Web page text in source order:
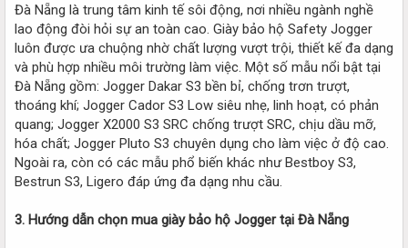
Đà Nẵng là trung tâm kinh tế sôi động, nơi nhiều ngành nghề
lao động đòi hỏi sự an toàn cao. Giày bảo hộ Safety Jogger
luôn được ưa chuộng nhờ chất lượng vượt trội, thiết kế đa dạng
và phù hợp nhiều môi trường làm việc. Một số mẫu nổi bật tại
Đà Nẵng gồm: Jogger Dakar S3 bền bỉ, chống trơn trượt,
thoáng khí; Jogger Cador S3 Low siêu nhẹ, linh hoạt, có phản
quang; Jogger X2000 S3 SRC chống trượt SRC, chịu dầu mỡ,
hóa chất; Jogger Pluto S3 chuyên dụng cho làm việc ở độ cao.
Ngoài ra, còn có các mẫu phổ biến khác như Bestboy S3,
Bestrun S3, Ligero đáp ứng đa dạng nhu cầu.
3. Hướng dẫn chọn mua giày bảo hộ Jogger tại Đà Nẵng